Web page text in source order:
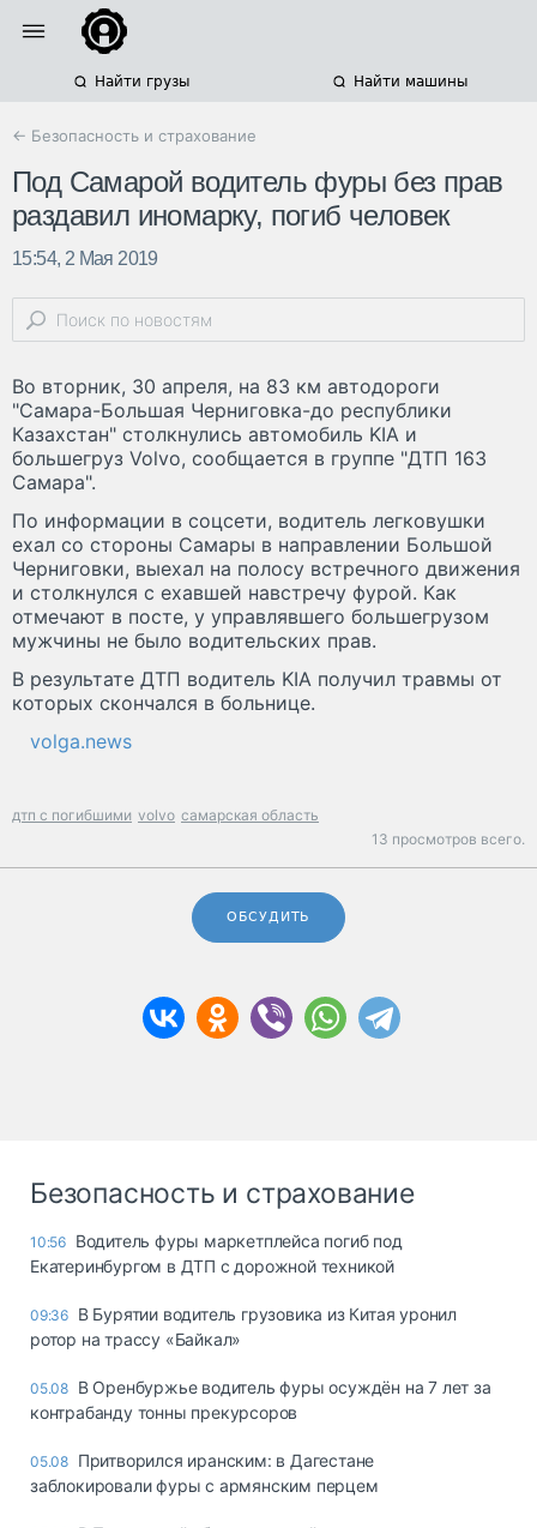
Найти грузы Найти машины
← Безопасность и страхование
Под Самарой водитель фуры без прав
раздавил иномарку, погиб человек
15:54, 2 Мая 2019
Во вторник, 30 апреля, на 83 км автодороги
"Самара-Большая Черниговка-до республики
Казахстан" столкнулись автомобиль KIA и
большегруз Volvo, сообщается в группе "ДТП 163
Самара".
По информации в соцсети, водитель легковушки
ехал со стороны Самары в направлении Большой
Черниговки, выехал на полосу встречного движения
и столкнулся с ехавшей навстречу фурой. Как
отмечают в посте, у управлявшего большегрузом
мужчины не было водительских прав.
В результате ДТП водитель KIA получил травмы от
которых скончался в больнице.
volga.news
дтп с погибшими volvo самарская область
13 просмотров всего.
ОБСУДИТЬ
Безопасность и страхование
10:56 Водитель фуры маркетплейса погиб под
Екатеринбургом в ДТП с дорожной техникой
09:36 В Бурятии водитель грузовика из Китая уронил
ротор на трассу «Байкал»
05.08 В Оренбуржье водитель фуры осуждён на 7 лет за
контрабанду тонны прекурсоров
05.08 Притворился иранским: в Дагестане
заблокировали фуры с армянским перцем